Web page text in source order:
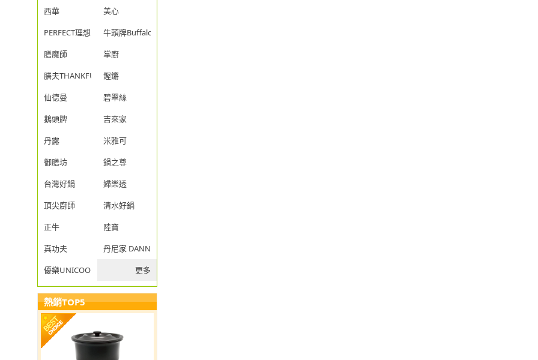
西華
美心
PERFECT理想
牛頭牌Buffalo
膳魔師
掌廚
膳夫THANKFUL
鏗鏘
仙德曼
碧翠絲
鵝頭牌
吉來家
丹露
米雅可
御膳坊
鍋之尊
台灣好鍋
婦樂透
頂尖廚師
清水好鍋
正牛
陸寶
真功夫
丹尼家 DANNY JIA
優樂UNICOOK
更多
熱銷TOP5